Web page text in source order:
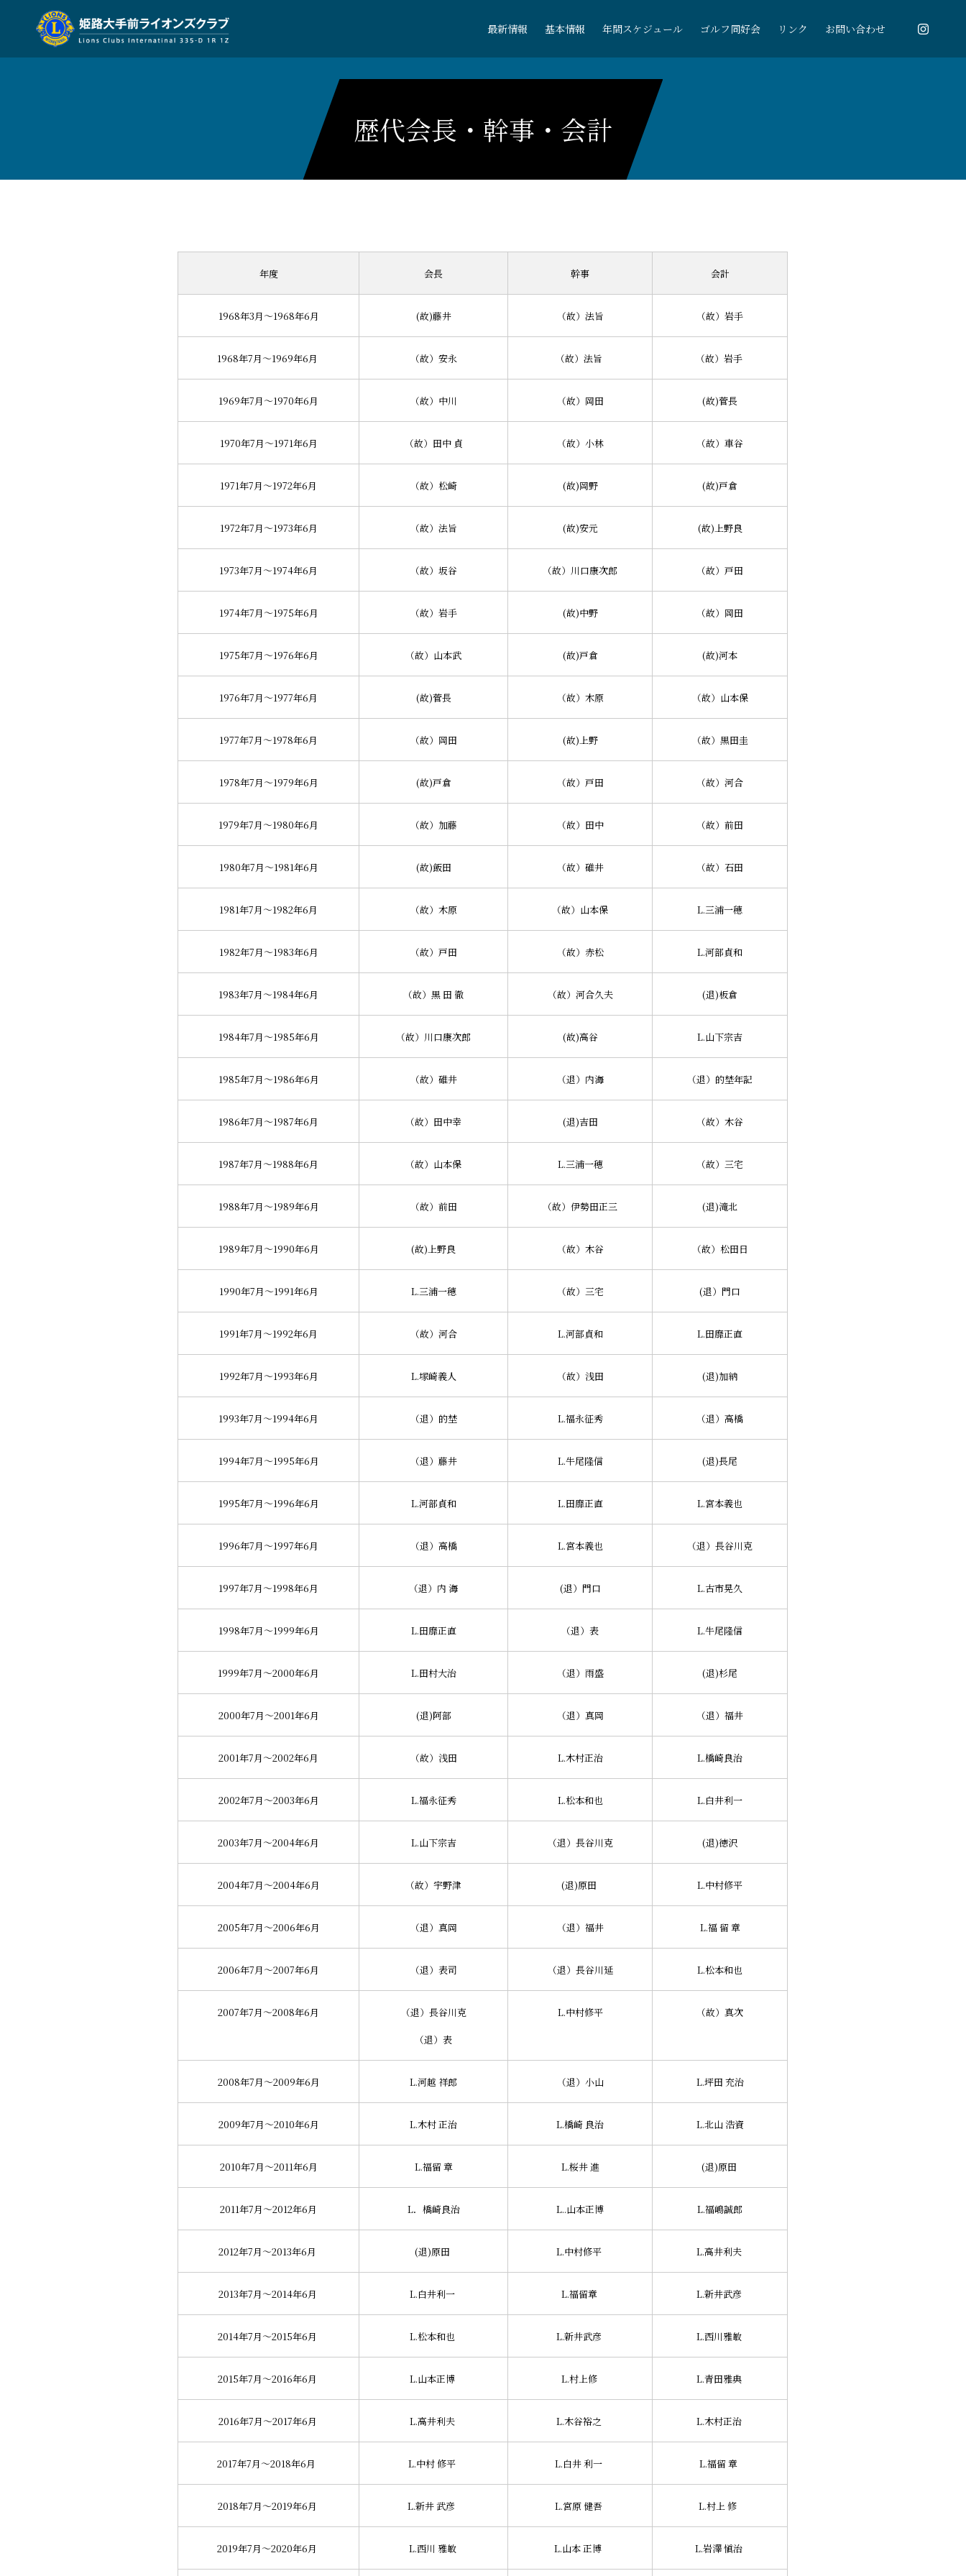
最新情報 基本情報 年間スケジュール ゴルフ同好会 リンク お問い合わせ
歴代会長・幹事・会計
年度 会長 幹事 会計
1968年3月～1968年6月 (故)藤井 （故）法旨 （故）岩手
1968年7月～1969年6月 （故）安永 （故）法旨 （故）岩手
1969年7月～1970年6月 （故）中川 （故）岡田 (故)菅長
1970年7月～1971年6月 （故）田中 貞 （故）小林 （故）車谷
1971年7月～1972年6月 （故）松崎 (故)岡野 (故)戸倉
1972年7月～1973年6月 （故）法旨 (故)安元 (故)上野良
1973年7月～1974年6月 （故）坂谷 （故）川口康次郎 （故）戸田
1974年7月～1975年6月 （故）岩手 (故)中野 （故）岡田
1975年7月～1976年6月 （故）山本武 (故)戸倉 (故)河本
1976年7月～1977年6月 (故)菅長 （故）木原 （故）山本保
1977年7月～1978年6月 （故）岡田 (故)上野 （故）黒田圭
1978年7月～1979年6月 (故)戸倉 （故）戸田 （故）河合
1979年7月～1980年6月 （故）加藤 （故）田中 （故）前田
1980年7月～1981年6月 (故)飯田 （故）碓井 （故）石田
1981年7月～1982年6月 （故）木原 （故）山本保 L.三浦一穂
1982年7月～1983年6月 （故）戸田 （故）赤松 L.河部貞和
1983年7月～1984年6月 （故）黒 田 徹 （故）河合久夫 (退)板倉
1984年7月～1985年6月 （故）川口康次郎 (故)高谷 L.山下宗吉
1985年7月～1986年6月 （故）碓井 （退）内海 （退）的埜年記
1986年7月～1987年6月 （故）田中幸 (退)吉田 （故）木谷
1987年7月～1988年6月 （故）山本保 L.三浦一穂 （故）三宅
1988年7月～1989年6月 （故）前田 （故）伊勢田正三 (退)滝北
1989年7月～1990年6月 (故)上野良 （故）木谷 （故）松田日
1990年7月～1991年6月 L.三浦一穂 （故）三宅 (退）門口
1991年7月～1992年6月 （故）河合 L.河部貞和 L.田靡正直
1992年7月～1993年6月 L.塚崎義人 （故）浅田 (退)加納
1993年7月～1994年6月 （退）的埜 L.福永征秀 （退）高橋
1994年7月～1995年6月 （退）藤井 L.牛尾隆信 (退)長尾
1995年7月～1996年6月 L.河部貞和 L.田靡正直 L.宮本義也
1996年7月～1997年6月 （退）高橋 L.宮本義也 （退）長谷川克
1997年7月～1998年6月 （退）内 海 (退）門口 L.古市晃久
1998年7月～1999年6月 L.田靡正直 （退）表 L.牛尾隆信
1999年7月～2000年6月 L.田村大治 （退）雨盛 (退)杉尾
2000年7月～2001年6月 (退)阿部 （退）真岡 （退）福井
2001年7月～2002年6月 （故）浅田 L.木村正治 L.橋崎良治
2002年7月～2003年6月 L.福永征秀 L.松本和也 L.白井利一
2003年7月～2004年6月 L.山下宗吉 （退）長谷川克 (退)徳沢
2004年7月～2004年6月 （故）宇野津 (退)原田 L.中村修平
2005年7月～2006年6月 （退）真岡 （退）福井 L.福 留 章
2006年7月～2007年6月 （退）表司 （退）長谷川延 L.松本和也
2007年7月～2008年6月
（退）長谷川克
（退）表
L.中村修平 （故）真次
2008年7月～2009年6月 L.河越 祥郎 （退）小山 L.坪田 充治
2009年7月～2010年6月 L.木村 正治 L.橋崎 良治 L.北山 浩資
2010年7月～2011年6月 L.福留 章 L.桜井 進 (退)原田
2011年7月～2012年6月 L．橋崎良治 L..山本正博 L.福嶋誠郎
2012年7月～2013年6月 (退)原田 L.中村修平 L.高井利夫
2013年7月～2014年6月 L.白井利一 L.福留章 L.新井武彦
2014年7月～2015年6月 L.松本和也 L.新井武彦 L.西川雅敏
2015年7月～2016年6月 L.山本正博 L.村上修 L.青田雅典
2016年7月～2017年6月 L.高井利夫 L.木谷裕之 L.木村正治
2017年7月～2018年6月 L.中村 修平 L.白井 利一 L.福留 章
2018年7月～2019年6月 L.新井 武彦 L.宮原 健吾 L.村上 修
2019年7月～2020年6月 L.西川 雅敏 L.山本 正博 L.岩澤 愼治